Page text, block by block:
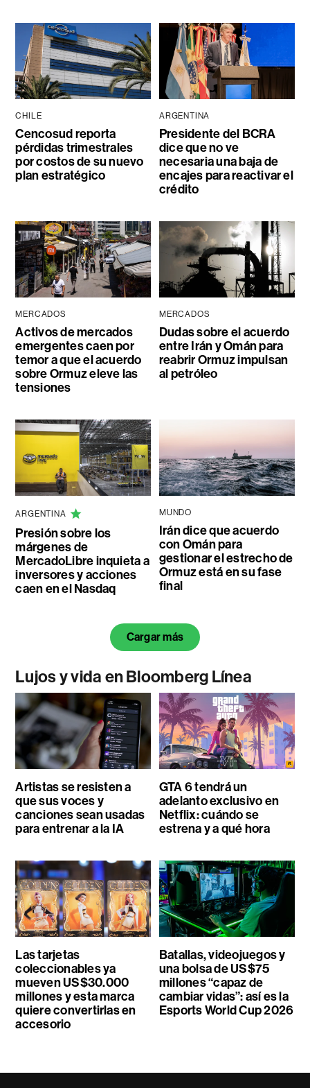
CHILE
Cencosud reporta
pérdidas trimestrales
por costos de su nuevo
plan estratégico
ARGENTINA
Presidente del BCRA
dice que no ve
necesaria una baja de
encajes para reactivar el
crédito
MERCADOS
Activos de mercados
emergentes caen por
temor a que el acuerdo
sobre Ormuz eleve las
tensiones
MERCADOS
Dudas sobre el acuerdo
entre Irán y Omán para
reabrir Ormuz impulsan
al petróleo
ARGENTINA
Presión sobre los
márgenes de
MercadoLibre inquieta a
inversores y acciones
caen en el Nasdaq
MUNDO
Irán dice que acuerdo
con Omán para
gestionar el estrecho de
Ormuz está en su fase
final
Cargar más
Lujos y vida en Bloomberg Línea
Artistas se resisten a
que sus voces y
canciones sean usadas
para entrenar a la IA
GTA 6 tendrá un
adelanto exclusivo en
Netflix: cuándo se
estrena y a qué hora
Las tarjetas
coleccionables ya
mueven US$30.000
millones y esta marca
quiere convertirlas en
accesorio
Batallas, videojuegos y
una bolsa de US$75
millones “capaz de
cambiar vidas”: así es la
Esports World Cup 2026